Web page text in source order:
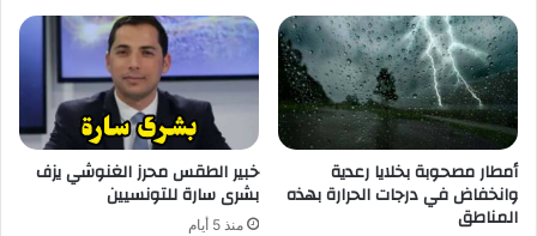
أمطار مصحوبة بخلايا رعدية
وانخفاض في درجات الحرارة بهذه
المناطق
خبير الطقس محرز الغنوشي يزف
بشرى سارة للتونسيين
منذ 5 أيام